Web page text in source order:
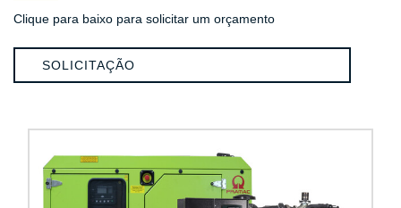
Clique para baixo para solicitar um orçamento
SOLICITAÇÃO